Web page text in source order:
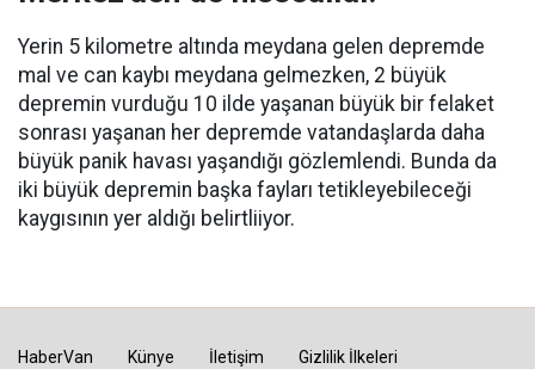
Yerin 5 kilometre altında meydana gelen depremde
mal ve can kaybı meydana gelmezken, 2 büyük
depremin vurduğu 10 ilde yaşanan büyük bir felaket
sonrası yaşanan her depremde vatandaşlarda daha
büyük panik havası yaşandığı gözlemlendi. Bunda da
iki büyük depremin başka fayları tetikleyebileceği
kaygısının yer aldığı belirtliiyor.
HaberVan Künye İletişim Gizlilik İlkeleri